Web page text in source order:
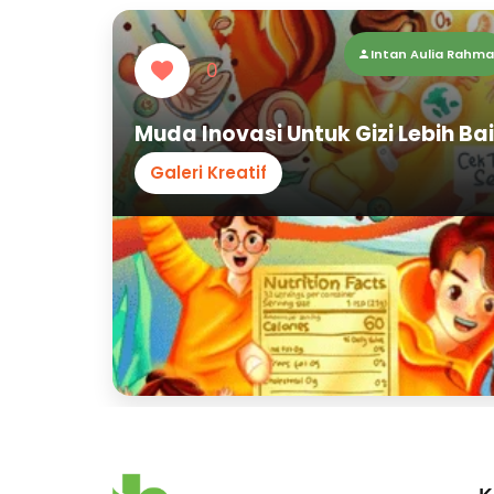
0
Intan Aulia Rahma
Muda Inovasi Untuk Gizi Lebih
Galeri Kreatif